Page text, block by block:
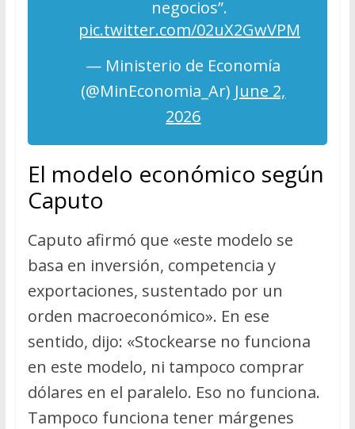
negocios”.
pic.twitter.com/02uX2GwVPM
— Ministerio de Economía
(@MinEconomia_Ar) June 2,
2026
El modelo económico según
Caputo
Caputo afirmó que «este modelo se
basa en inversión, competencia y
exportaciones, sustentado por un
orden macroeconómico». En ese
sentido, dijo: «Stockearse no funciona
en este modelo, ni tampoco comprar
dólares en el paralelo. Eso no funciona.
Tampoco funciona tener márgenes